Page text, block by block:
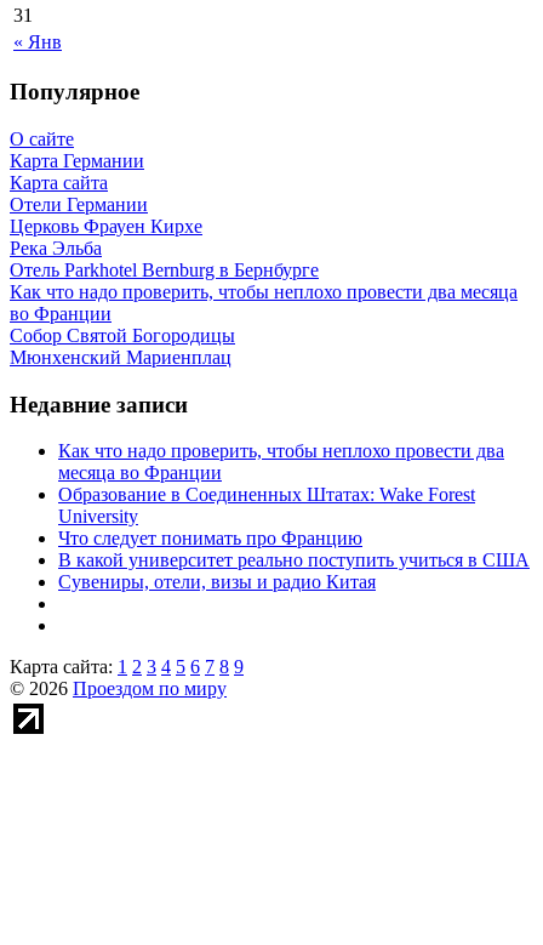
« Янв
31
Популярное
О сайте
Карта Германии
Карта сайта
Отели Германии
Церковь Фрауен Кирхе
Река Эльба
Отель Parkhotel Bernburg в Бернбурге
Как что надо проверить, чтобы неплохо провести два месяца
во Франции
Собор Святой Богородицы
Мюнхенский Мариенплац
Недавние записи
Как что надо проверить, чтобы неплохо провести два
месяца во Франции
Образование в Соединенных Штатах: Wake Forest
University
Что следует понимать про Францию
В какой университет реально поступить учиться в США
Сувениры, отели, визы и радио Китая
Карта сайта: 1 2 3 4 5 6 7 8 9
© 2026 Проездом по миру